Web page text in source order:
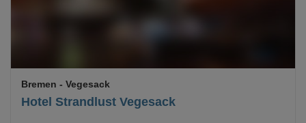
Hotel Strandlust Vegesack
Bremen - Vegesack